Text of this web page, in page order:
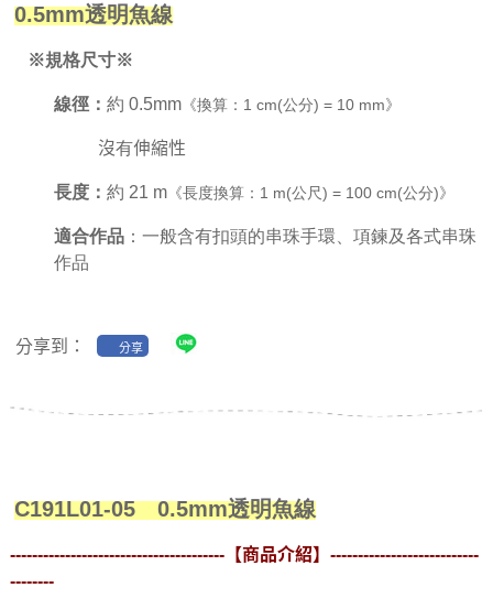
0.5mm透明魚線
※規格尺寸※
線徑： 約 0.5mm《換算：1 cm(公分) = 10 mm》
沒有伸縮性
長度： 約 21 m《長度換算：1 m(公尺) = 100 cm(公分)》
適合作品：一般含有扣頭的串珠手環、項鍊及各式串珠
作品
分享到： 分享
C191L01-050.5mm透明魚線
---------------------------------------【商品介紹】 ---------------------------
--------